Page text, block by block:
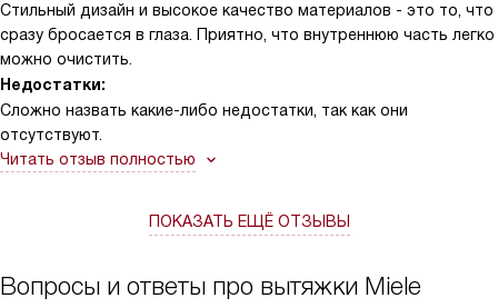
Стильный дизайн и высокое качество материалов - это то, что
сразу бросается в глаза. Приятно, что внутреннюю часть легко
можно очистить.
Недостатки:
Сложно назвать какие-либо недостатки, так как они
отсутствуют.
Читать отзыв полностью
ПОКАЗАТЬ ЕЩЁ ОТЗЫВЫ
Вопросы и ответы про вытяжки Miele